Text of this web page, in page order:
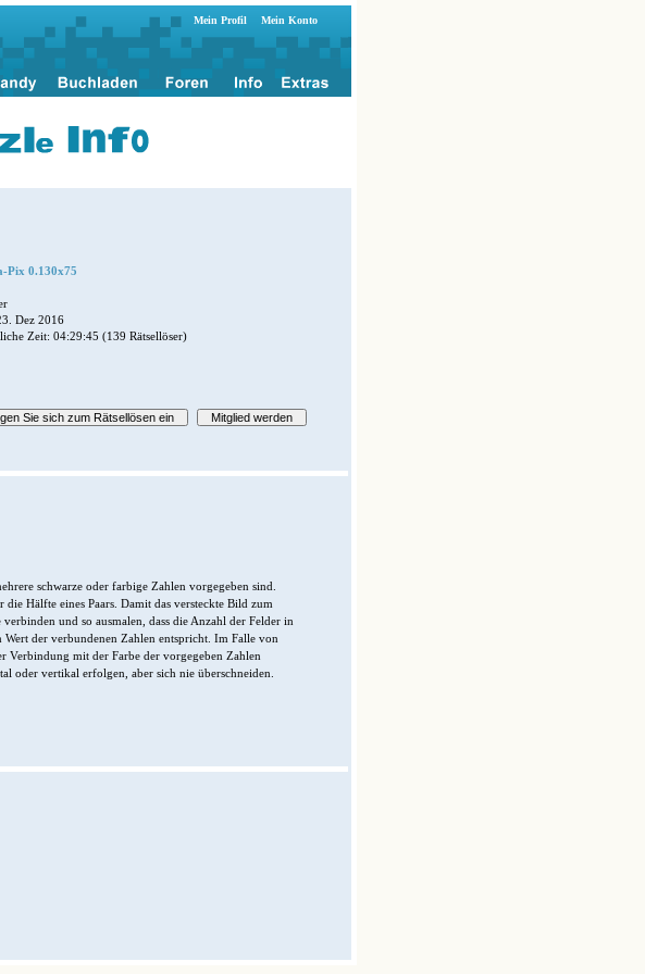
Mein Profil Mein Konto
Pix 0.130x75
Dez 2016
Zeit: 04:29:45 (139 Rätsellöser)
schwarze oder farbige Zahlen vorgegeben sind.
Hälfte eines Paars. Damit das versteckte Bild zum
und so ausmalen, dass die Anzahl der Felder in
der verbundenen Zahlen entspricht. Im Falle von
Verbindung mit der Farbe der vorgegeben Zahlen
oder vertikal erfolgen, aber sich nie überschneiden.